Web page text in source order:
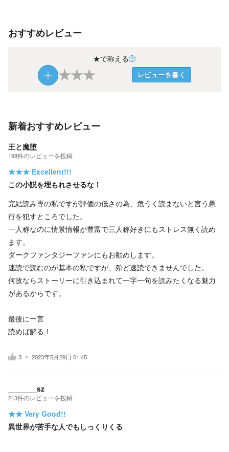
おすすめレビュー
★で称える
★★★ レビューを書く
新着おすすめレビュー
王と魔堕
198件のレビューを投稿
★★★ Excellent!!!
この小説を埋もれさせるな！
完結読み専の私ですが評価の低さの為、危うく読まないと言う愚
行を犯すところでした。
一人称なのに情景情報が豊富で三人称好きにもストレス無く読め
ます。
ダークファンタジーファンにもお勧めします。
速読で読むのが基本の私ですが、殆ど速読できませんでした。
何故ならストーリーに引き込まれて一字一句を読みたくなる魅力
があるからです。
最後に一言
読めば解る！
3 2023年5月29日 01:45
_______sz
213件のレビューを投稿
★★ Very Good!!
異世界が苦手な人でもしっくりくる